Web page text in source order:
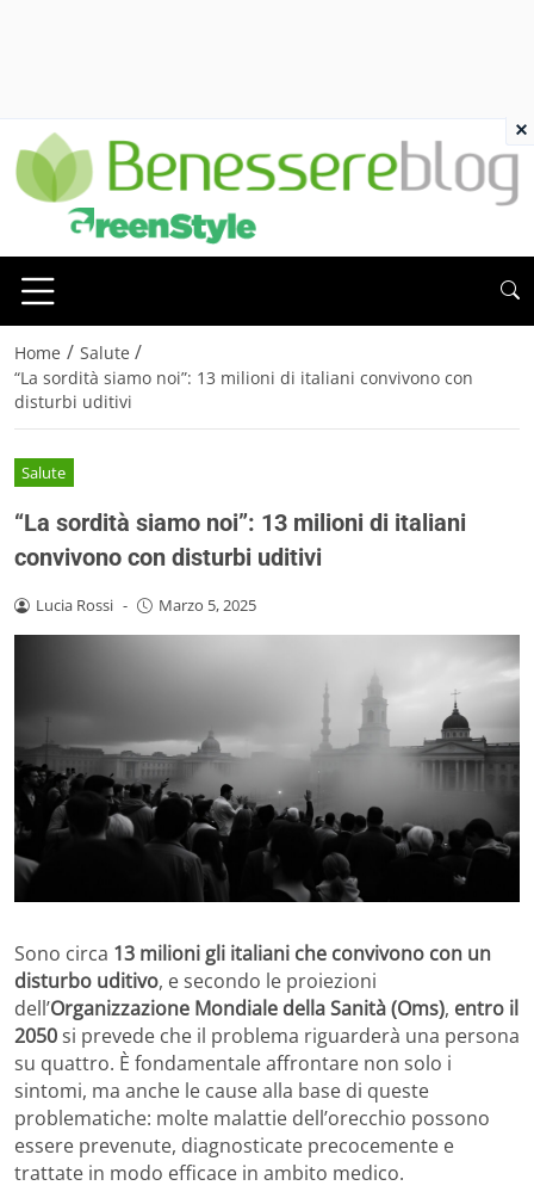
Home / Salute /
“La sordità siamo noi”: 13 milioni di italiani convivono con
disturbi uditivi
Salute
“La sordità siamo noi”: 13 milioni di italiani
convivono con disturbi uditivi
Lucia Rossi - Marzo 5, 2025
Sono circa 13 milioni gli italiani che convivono con un
disturbo uditivo, e secondo le proiezioni
dell’Organizzazione Mondiale della Sanità (Oms), entro il
2050si prevede che il problema riguarderà una persona
su quattro. È fondamentale affrontare non solo i
sintomi, ma anche le cause alla base di queste
problematiche: molte malattie dell’orecchio possono
essere prevenute, diagnosticate precocemente e
trattate in modo efficace in ambito medico.
×